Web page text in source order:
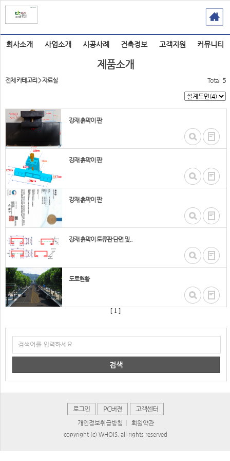
회사소개 사업소개 시공사례 건축정보 고객지원 커뮤니티
제품소개
전체 카테고리 >자료실 Total 5
강재 흙막이 판
강재 흙막이 판
강재 흙막이 판
강재 흙막이 토류판 단면 및..
도로현황
[ 1 ]
검색
로그인 PC버젼 고객센터
개인정보취급방침 회원약관
copyright (c) WHOIS. all rights reserved